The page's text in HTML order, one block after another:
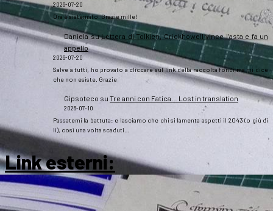
2026-07-20
Ora è sistemato. Grazie mille!
DanielasuLettera di Tolkien, Crickhowell vince l’asta e fa un
appello
2026-07-20
Salve a tutti, ho provato a cliccare sul link della raccolta fondi ma mi dice
che non esiste. Grazie
Gipsoteco su Tre anni con Fatica… Lost in translation
2026-07-10
Passatemi la battuta: e lasciamo che chi si lamenta aspetti il 2043 (o giù di
lì), così una volta scaduti…
Link esterni: